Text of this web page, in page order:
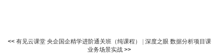
<< 有见云课堂 央企国企精学进阶通关班（纯课程） | 深度之眼 数据分析项目课
业务场景实战 >>